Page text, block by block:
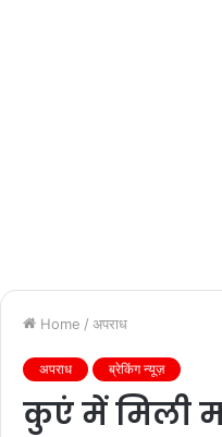
Home / अपराध
अपराध ब्रेकिंग न्यूज़
कुएं में मिली